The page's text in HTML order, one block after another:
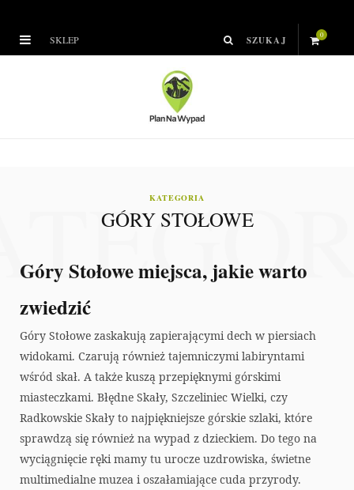
SKLEP 0
t
KATEGORIA
GÓRY STOŁOWE
Góry Stołowe miejsca, jakie warto
zwiedzić
Góry Stołowe zaskakują zapierającymi dech w piersiach
widokami. Czarują również tajemniczymi labiryntami
wśród skał. A także kuszą przepięknymi górskimi
miasteczkami. Błędne Skały, Szczeliniec Wielki, czy
Radkowskie Skały to najpiękniejsze górskie szlaki, które
sprawdzą się również na wypad z dzieckiem. Do tego na
wyciągnięcie ręki mamy tu urocze uzdrowiska, świetne
multimedialne muzea i oszałamiające cuda przyrody.